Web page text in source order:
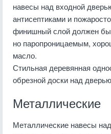
навесы над входной
антисептиками и
финишный слой должен
но паропроницаемым,
масло.
Стильная деревянная
обрезной доски над дверью
Металлические
Металлические навесы